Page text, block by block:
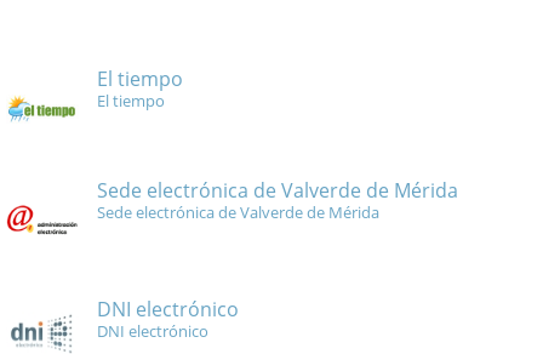
El tiempo
El tiempo
Sede electrónica de Valverde de Mérida
Sede electrónica de Valverde de Mérida
DNI electrónico
DNI electrónico